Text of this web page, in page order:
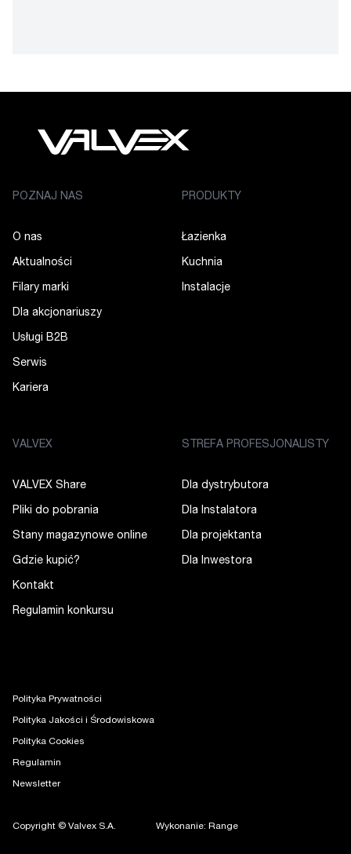
POZNAJ NAS
O nas
Aktualności
Filary marki
Dla akcjonariuszy
Usługi B2B
Serwis
Kariera
PRODUKTY
Łazienka
Kuchnia
Instalacje
VALVEX
VALVEX Share
Pliki do pobrania
Stany magazynowe online
Gdzie kupić?
Kontakt
Regulamin konkursu
STREFA PROFESJONALISTY
Dla dystrybutora
Dla Instalatora
Dla projektanta
Dla Inwestora
Polityka Prywatności
Polityka Jakości i Środowiskowa
Polityka Cookies
Regulamin
Newsletter
Copyright © Valvex S.A. Wykonanie: Range